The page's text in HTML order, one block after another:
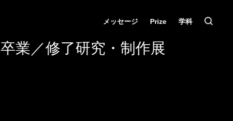
卒業／修了研究・制作展
メッセージ Prize 学科